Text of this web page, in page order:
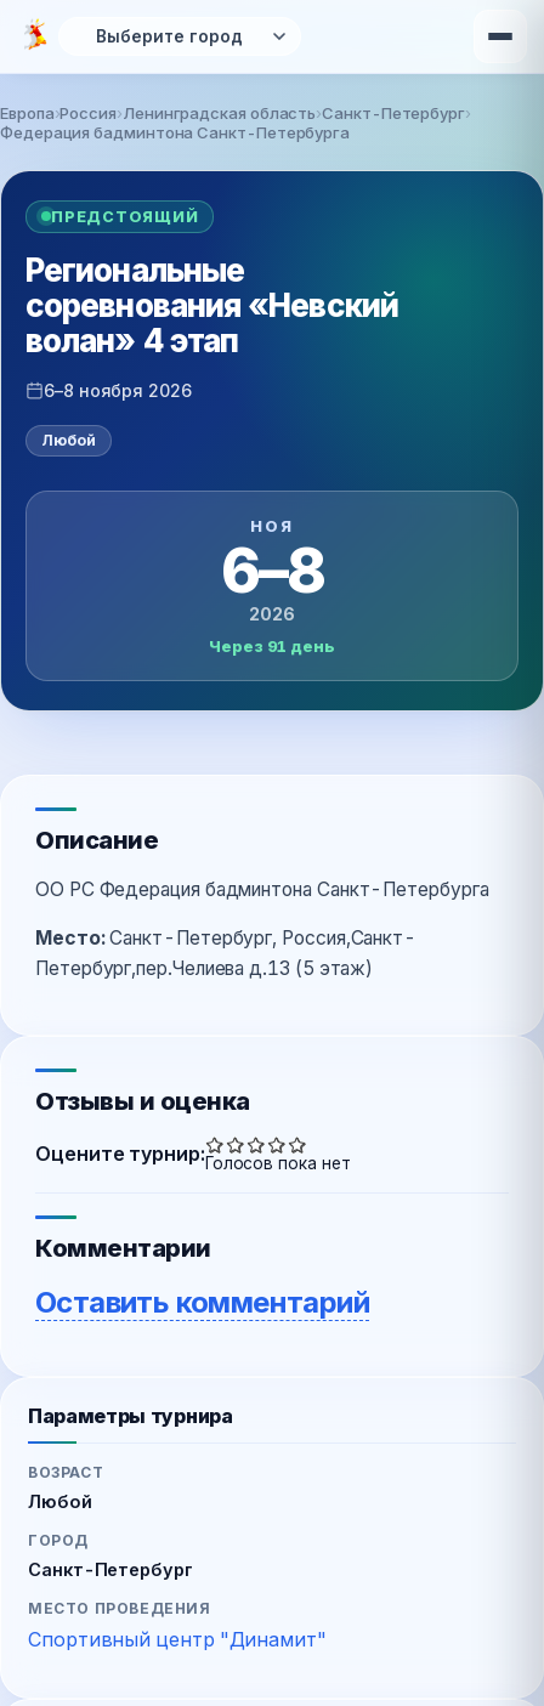
Перейти к основному содержанию
Вы здесь
Европа Россия Ленинградская область Санкт-Петербург
Федерация бадминтона Санкт-Петербурга
ПРЕДСТОЯЩИЙ
Региональные
соревнования «Невский
волан» 4 этап
6–8 ноября 2026
Любой
НОЯ
6–8
2026
Через 91 день
Описание
ОО РС Федерация бадминтона Санкт-Петербурга
Место:Санкт-Петербург, Россия,Санкт-
Петербург,пер.Челиева д.13 (5 этаж)
Отзывы и оценка
Оцените турнир:Голосов пока нет
Комментарии
Оставить комментарий
Параметры турнира
ВОЗРАСТ
Любой
ГОРОД
Санкт-Петербург
МЕСТО ПРОВЕДЕНИЯ
Спортивный центр "Динамит"